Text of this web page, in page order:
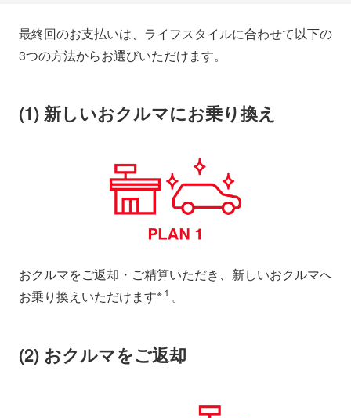
最終回のお支払いは、ライフスタイルに合わせて以下の
3つの方法からお選びいただけます。
(1) 新しいおクルマにお乗り換え
おクルマをご返却・ご精算いただき、新しいおクルマへ
お乗り換えいただけます※１ 。
(2) おクルマをご返却